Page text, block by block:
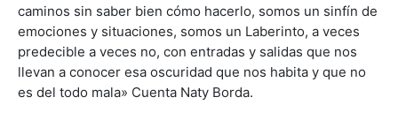
caminos sin saber bien cómo hacerlo, somos un sinfín de
emociones y situaciones, somos un Laberinto, a veces
predecible a veces no, con entradas y salidas que nos
llevan a conocer esa oscuridad que nos habita y que no
es del todo mala» Cuenta Naty Borda.